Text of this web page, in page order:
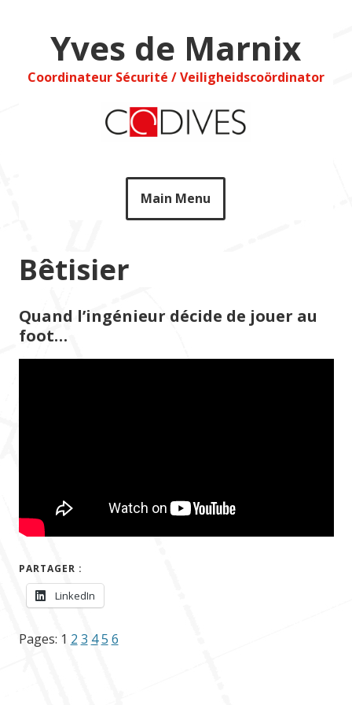
Yves de Marnix
Coordinateur Sécurité / Veiligheidscoördinator
Main Menu
Bêtisier
Quand l’ingénieur décide de jouer au
foot…
PARTAGER :
LinkedIn
Pages: 1 2 3 4 5 6